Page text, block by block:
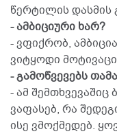
წერტილის
- ამბიციური ხარ?
- ვფიქრობ,
ვიტყოდი
- გამოწვევებს
- ამ
ვაფასებ, რა
ისე ვმოქმედებ.